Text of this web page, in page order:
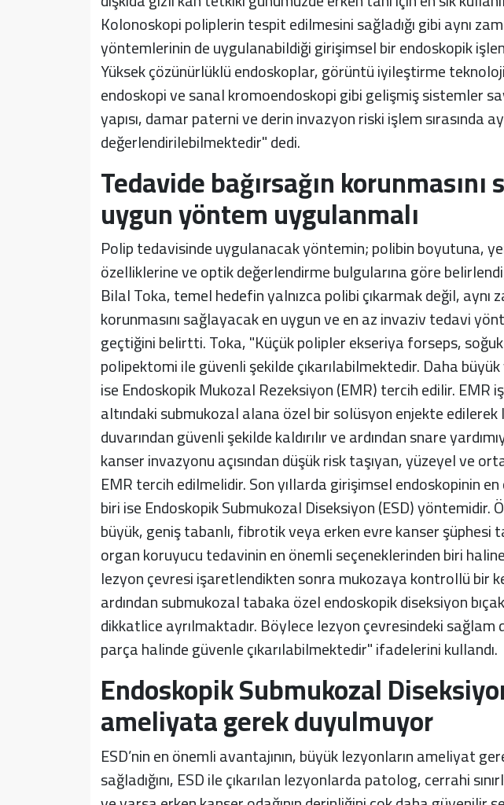
Kolonoskopi poliplerin tespit edilmesini sağladığı gibi aynı
yöntemlerinin de uygulanabildiği girişimsel bir endoskopik
Yüksek çözünürlüklü endoskoplar, görüntü iyileştirme
endoskopi ve sanal kromoendoskopi gibi gelişmiş sistemler
yapısı, damar paterni ve derin invazyon riski işlem sırasında
değerlendirilebilmektedir" dedi.
Tedavide bağırsağın
uygun yöntem uygulanmalı
Polip tedavisinde uygulanacak yöntemin; polibin boyutuna,
özelliklerine ve optik değerlendirme bulgularına göre
Bilal Toka, temel hedefin yalnızca polibi çıkarmak değil, aynı
korunmasını sağlayacak en uygun ve en az invaziv tedavi
geçtiğini belirtti. Toka, "Küçük polipler ekseriya forseps,
polipektomi ile güvenli şekilde çıkarılabilmektedir. Daha
ise Endoskopik Mukozal Rezeksiyon (EMR) tercih edilir. EMR
altındaki submukozal alana özel bir solüsyon enjekte edilerek
duvarından güvenli şekilde kaldırılır ve ardından snare
kanser invazyonu açısından düşük risk taşıyan, yüzeyel ve
EMR tercih edilmelidir. Son yıllarda girişimsel endoskopinin
biri ise Endoskopik Submukozal Diseksiyon (ESD) yöntemidir.
büyük, geniş tabanlı, fibrotik veya erken evre kanser şüphesi
organ koruyucu tedavinin en önemli seçeneklerinden biri
lezyon çevresi işaretlendikten sonra mukozaya kontrollü bir
ardından submukozal tabaka özel endoskopik diseksiyon
dikkatlice ayrılmaktadır. Böylece lezyon çevresindeki
parça halinde güvenle çıkarılabilmektedir" ifadelerini kullandı.
Endoskopik Submukozal
ameliyata gerek duyulmuyor
ESD’nin en önemli avantajının, büyük lezyonların ameliyat
sağladığını, ESD ile çıkarılan lezyonlarda patolog, cerrahi